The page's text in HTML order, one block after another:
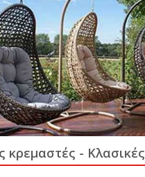
κρεμαστές - Κλασικές